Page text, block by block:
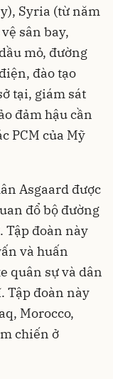
Syria (từ năm
sân bay,
mỏ, đường
đào tạo
tại, giám sát
đảm hậu cần
PCM của Mỹ
Asgaard được
đổ bộ đường
Tập đoàn này
và huấn
quân sự và dân
Tập đoàn này
Morocco,
chiến ở